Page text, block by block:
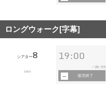
ロングウォーク[字幕]
シアター8
108分
19:00
~ 20:55
販売終了